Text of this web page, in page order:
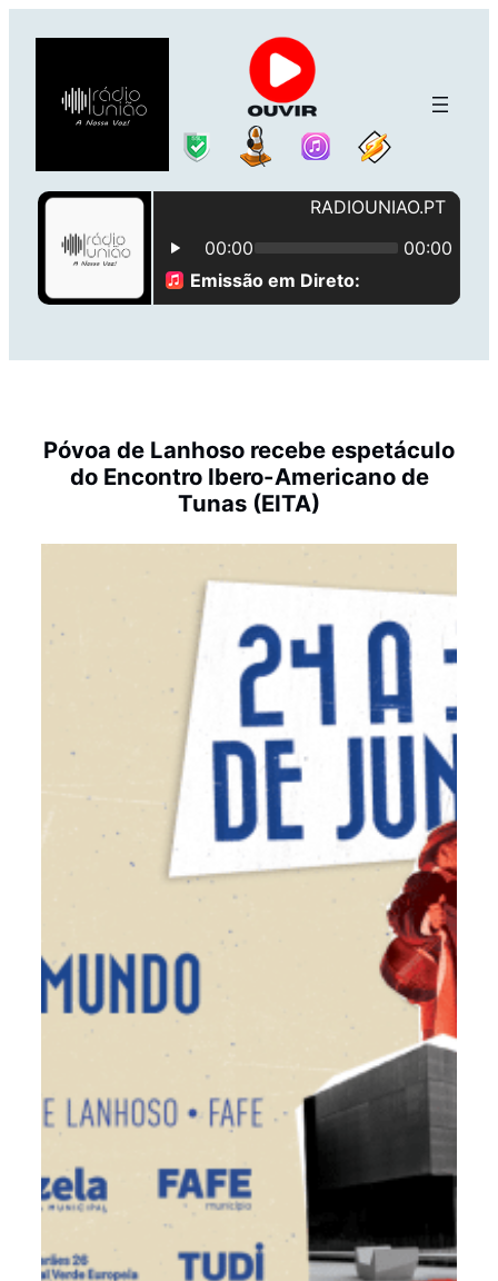
para
conteúdo
Póvoa de Lanhoso recebe espetáculo
do Encontro Ibero-Americano de
Tunas (EITA)